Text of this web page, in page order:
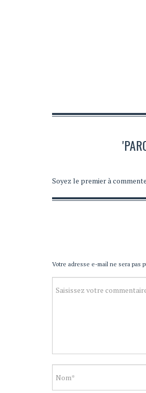
Soyez le premier à
Votre adresse e-mail ne sera pas